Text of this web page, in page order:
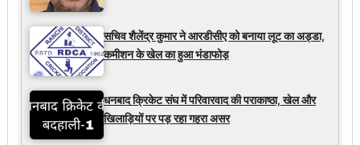
सचिव शैलेंद्र कुमार ने आरडीसीए को बनाया लूट का अड्डा,
कमीशन के खेल का हुआ भंडाफोड़
धनबाद क्रिकेट संघ में परिवारवाद की पराकाष्ठा, खेल और
खिलाड़ियों पर पड़ रहा गहरा असर